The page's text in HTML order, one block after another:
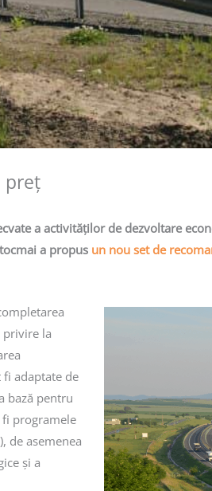
preț
a activităților de dezvoltare
tocmai a propus un nou set de
privire la
adaptate de
bază pentru
programele
de asemenea
și a